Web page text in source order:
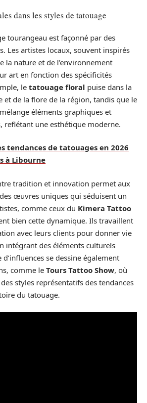
dans les styles de tatouage
tourangeau est façonné par des
Les artistes locaux, souvent inspirés
la nature et de l’environnement
art en fonction des spécificités
le tatouage floral puise dans la
et de la flore de la région, tandis que le
mélange éléments graphiques et
reflétant une esthétique moderne.
tendances de tatouages en 2026
à Libourne
tradition et innovation permet aux
œuvres uniques qui séduisent un
comme ceux du Kimera Tattoo
bien cette dynamique. Ils travaillent
avec leurs clients pour donner vie
intégrant des éléments culturels
d’influences se dessine également
comme le Tours Tattoo Show, où
styles représentatifs des tendances
du tatouage.